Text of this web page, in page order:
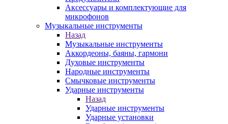
Аксессуары и комплектующие для
микрофонов
Музыкальные инструменты
Назад
Музыкальные инструменты
Аккордеоны, баяны, гармони
Духовые инструменты
Народные инструменты
Смычковые инструменты
Ударные инструменты
Назад
Ударные инструменты
Ударные установки